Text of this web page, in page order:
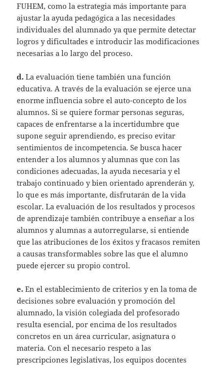
FUHEM, como la estrategia más importante para
ajustar la ayuda pedagógica a las necesidades
individuales del alumnado ya que permite detectar
logros y dificultades e introducir las modificaciones
necesarias a lo largo del proceso.
d.La evaluación tiene también una función
educativa. A través de la evaluación se ejerce una
enorme influencia sobre el auto-concepto de los
alumnos. Si se quiere formar personas seguras,
capaces de enfrentarse a la incertidumbre que
supone seguir aprendiendo, es preciso evitar
sentimientos de incompetencia. Se busca hacer
entender a los alumnos y alumnas que con las
condiciones adecuadas, la ayuda necesaria y el
trabajo continuado y bien orientado aprenderán y,
lo que es más importante, disfrutarán de la vida
escolar. La evaluación de los resultados y procesos
de aprendizaje también contribuye a enseñar a los
alumnos y alumnas a autorregularse, si entiende
que las atribuciones de los éxitos y fracasos remiten
a causas transformables sobre las que el alumno
puede ejercer su propio control.
e.En el establecimiento de criterios y en la toma de
decisiones sobre evaluación y promoción del
alumnado, la visión colegiada del profesorado
resulta esencial, por encima de los resultados
concretos en un área curricular, asignatura o
materia. Con el necesario respeto a las
prescripciones legislativas, los equipos docentes